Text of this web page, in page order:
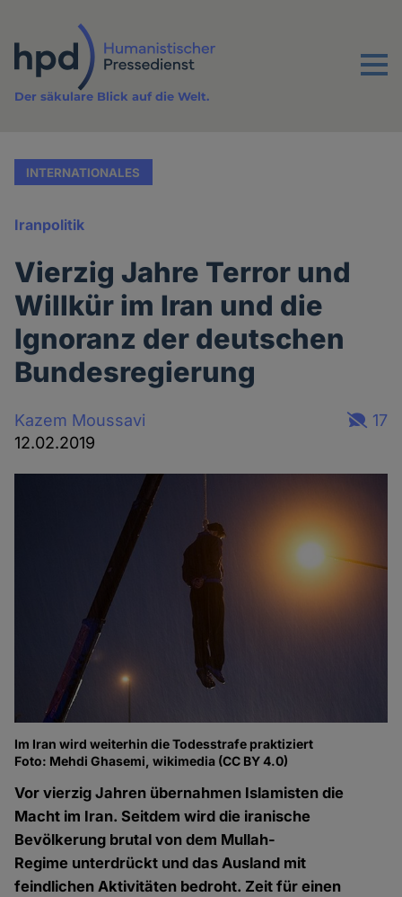
Inhalt
Menu
Der säkulare Blick auf die Welt.
INTERNATIONALES
Iranpolitik
Vierzig Jahre Terror und
Willkür im Iran und die
Ignoranz der deutschen
Bundesregierung
Kazem Moussavi
12.02.2019
17
Im Iran wird weiterhin die Todesstrafe praktiziert
Foto: Mehdi Ghasemi, wikimedia (CC BY 4.0)
Vor vierzig Jahren übernahmen Islamisten die
Macht im Iran. Seitdem wird die iranische
Bevölkerung brutal von dem Mullah-
Regime unterdrückt und das Ausland mit
feindlichen Aktivitäten bedroht. Zeit für einen